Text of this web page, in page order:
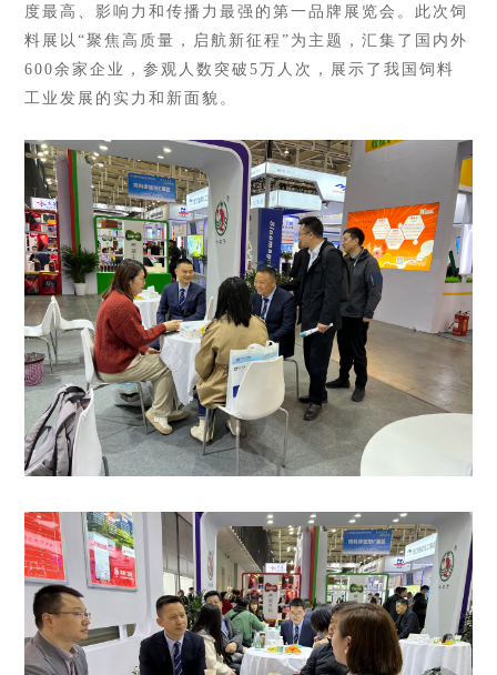
度最高、影响力和传播力最强的第一品牌展览会。此次饲
料展以“聚焦高质量，启航新征程”为主题，汇集了国内外
600余家企业，参观人数突破5万人次，展示了我国饲料
工业发展的实力和新面貌。